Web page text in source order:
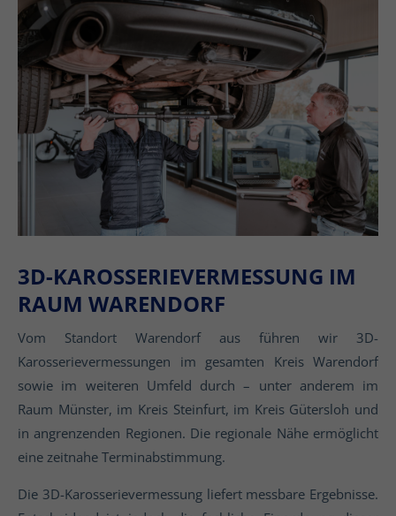
3D-KAROSSERIEVERMESSUNG IM
RAUM WARENDORF
Vom Standort Warendorf aus führen wir 3D-
Karosserievermessungen im gesamten Kreis Warendorf
sowie im weiteren Umfeld durch – unter anderem im
Raum Münster, im Kreis Steinfurt, im Kreis Gütersloh und
in angrenzenden Regionen. Die regionale Nähe ermöglicht
eine zeitnahe Terminabstimmung.
Die 3D-Karosserievermessung liefert messbare Ergebnisse.